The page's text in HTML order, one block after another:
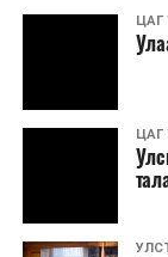
Мөн бүх
нөхөн томилгоо
хамт олны
байгуулахгүй
сургалтыг
ЦАГ
ЦАГ